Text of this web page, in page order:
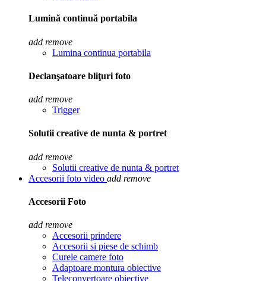
Lumină continuă portabila
add remove
Lumina continua portabila
Declanşatoare bliţuri foto
add remove
Trigger
Solutii creative de nunta & portret
add remove
Solutii creative de nunta & portret
Accesorii foto video add remove
Accesorii Foto
add remove
Accesorii prindere
Accesorii si piese de schimb
Curele camere foto
Adaptoare montura obiective
Teleconvertoare obiective